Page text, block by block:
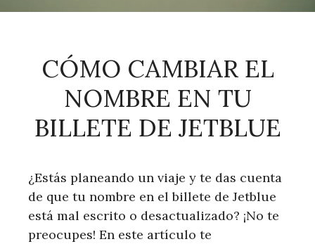
CÓMO CAMBIAR EL
NOMBRE EN TU
BILLETE DE JETBLUE
¿Estás planeando un viaje y te das cuenta
de que tu nombre en el billete de Jetblue
está mal escrito o desactualizado? ¡No te
preocupes! En este artículo te